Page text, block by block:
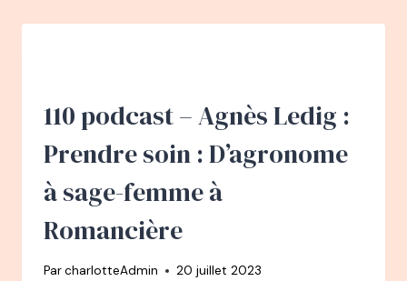
MAZELIN
À
EN
DE
PSYCHOLOGIES
MAGAZINE
AUTEURE
110 podcast – Agnès Ledig :
Prendre soin : D’agronome
à sage-femme à
Romancière
ParcharlotteAdmin 20 juillet 2023